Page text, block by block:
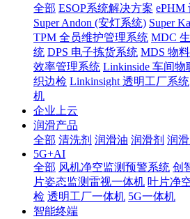
全部 ESOP系统解决方案 ePHM
Super Andon (安灯系统) Super
TPM 全员维护管理系统 MDC
统 DPS 电子拣货系统 MDS 物
效率管理系统 Linkinside 车间
织边检 Linkinsight 透明工厂系统
机
企业上云
润滑产品
全部 清洗剂 润滑油 润滑剂 润
5G+AI
全部 风机净空监测预警系统 创
片姿态监测雷视一体机 叶片净
检 透明工厂一体机 5G一体机
智能终端